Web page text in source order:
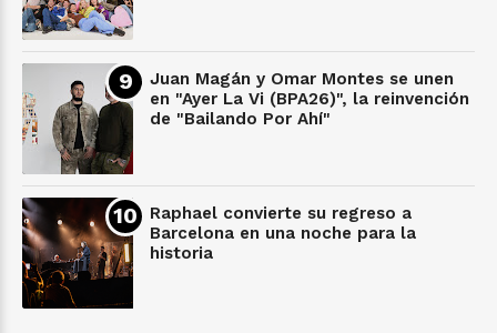
Juan Magán y Omar Montes se unen
en "Ayer La Vi (BPA26)", la reinvención
de "Bailando Por Ahí"
Raphael convierte su regreso a
Barcelona en una noche para la
historia